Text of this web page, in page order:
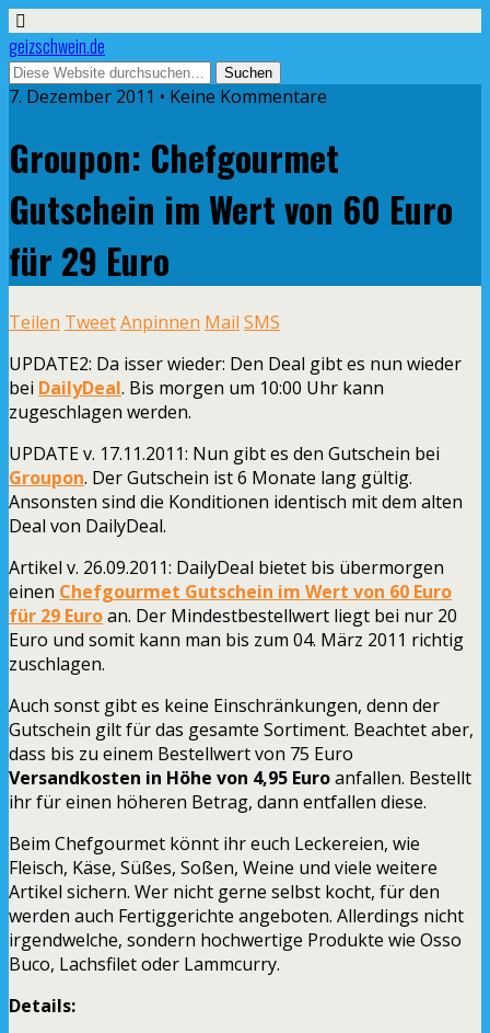
geizschwein.de
7. Dezember 2011 • Keine Kommentare
Groupon: Chefgourmet
Gutschein im Wert von 60 Euro
für 29 Euro
Teilen TweetAnpinnen Mail SMS
UPDATE2: Da isser wieder: Den Deal gibt es nun wieder
bei DailyDeal. Bis morgen um 10:00 Uhr kann
zugeschlagen werden.
UPDATE v. 17.11.2011: Nun gibt es den Gutschein bei
Groupon. Der Gutschein ist 6 Monate lang gültig.
Ansonsten sind die Konditionen identisch mit dem alten
Deal von DailyDeal.
Artikel v. 26.09.2011: DailyDeal bietet bis übermorgen
einen Chefgourmet Gutschein im Wert von 60 Euro
für 29 Euroan. Der Mindestbestellwert liegt bei nur 20
Euro und somit kann man bis zum 04. März 2011 richtig
zuschlagen.
Auch sonst gibt es keine Einschränkungen, denn der
Gutschein gilt für das gesamte Sortiment. Beachtet aber,
dass bis zu einem Bestellwert von 75 Euro
Versandkosten in Höhe von 4,95 Euroanfallen. Bestellt
ihr für einen höheren Betrag, dann entfallen diese.
Beim Chefgourmet könnt ihr euch Leckereien, wie
Fleisch, Käse, Süßes, Soßen, Weine und viele weitere
Artikel sichern. Wer nicht gerne selbst kocht, für den
werden auch Fertiggerichte angeboten. Allerdings nicht
irgendwelche, sondern hochwertige Produkte wie Osso
Buco, Lachsfilet oder Lammcurry.
Details: